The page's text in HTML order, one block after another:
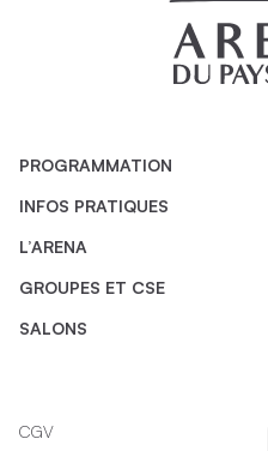
PROGRAMMATION
INFOS PRATIQUES
L’ARENA
GROUPES ET CSE
SALONS
CGV